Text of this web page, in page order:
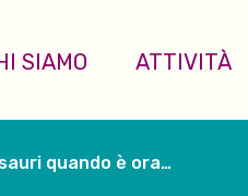
SIAMO ATTIVITÀ
quando è ora…